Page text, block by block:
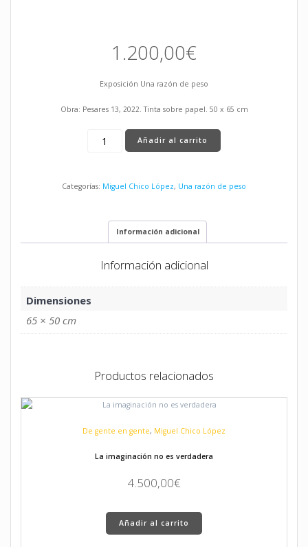
1.200,00€
Exposición Una razón de peso
Obra: Pesares 13, 2022. Tinta sobre papel. 50 x 65 cm
PesaresAñadir al carrito
Categorías: Miguel Chico López, Una razón de peso
Información adicional
Información adicional
Dimensiones
65 × 50 cm
Productos relacionados
De gente en gente, Miguel Chico López
La imaginación no es verdadera
4.500,00€
Añadir al carrito